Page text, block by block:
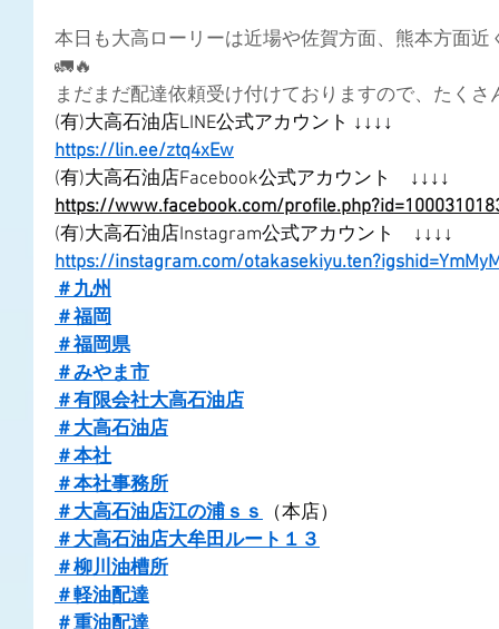
本日も大高ローリーは近場や佐賀方面、熊本方面近
🚛🔥
まだまだ配達依頼受け付けておりますので、たく
(有)大高石油店LINE公式アカウント ↓↓↓↓
https://lin.ee/ztq4xEw
(有)大高石油店Facebook公式アカウント　↓↓↓↓
https://www.facebook.com/
(有)大高石油店Instagram公式アカウント　↓↓↓↓
https://instagram.com/
＃九州
＃福岡
＃福岡県
＃みやま市
＃有限会社大高石油店
＃大高石油店
＃本社
＃本社事務所
＃大高石油店江の浦ｓｓ （本店）
＃大高石油店大牟田ルート１３
＃柳川油槽所
＃軽油配達
＃重油配達